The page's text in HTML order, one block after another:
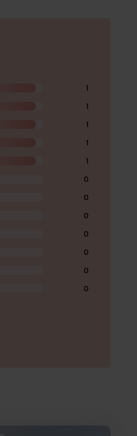
1
1
1
1
1
0
0
0
0
0
0
0